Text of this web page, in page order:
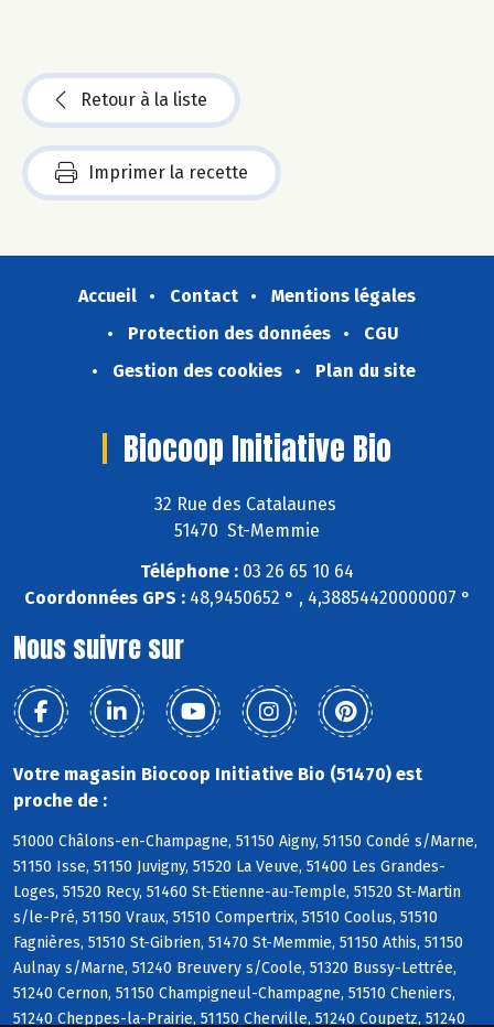
Retour à la liste
Imprimer la recette
Accueil Contact
Mentions légales
Protection des données
CGU
Gestion des cookies
Plan du site
Biocoop Initiative Bio
32 Rue des Catalaunes
51470 St-Memmie
Téléphone : 03 26 65 10 64
Coordonnées GPS :48,9450652 ° , 4,38854420000007 °
Nous suivre sur
Votre magasin Biocoop Initiative Bio (51470) est
proche de :
51000 Châlons-en-Champagne, 51150 Aigny, 51150 Condé s/Marne,
51150 Isse, 51150 Juvigny, 51520 La Veuve, 51400 Les Grandes-
Loges, 51520 Recy, 51460 St-Etienne-au-Temple, 51520 St-Martin
s/le-Pré, 51150 Vraux, 51510 Compertrix, 51510 Coolus, 51510
Fagnières, 51510 St-Gibrien, 51470 St-Memmie, 51150 Athis, 51150
Aulnay s/Marne, 51240 Breuvery s/Coole, 51320 Bussy-Lettrée,
51240 Cernon, 51150 Champigneul-Champagne, 51510 Cheniers,
51240 Cheppes-la-Prairie, 51150 Cherville, 51240 Coupetz, 51240